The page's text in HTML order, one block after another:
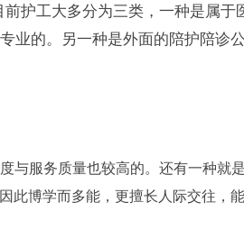
工大多分为三类，一种是属于
业的。另一种是外面的陪护陪诊
与服务质量也较高的。还有一种就
此博学而多能，更擅长人际交往，